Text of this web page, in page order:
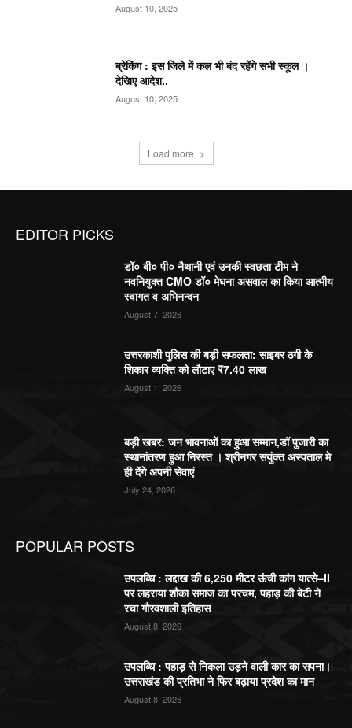
August 10, 2025
ब्रेकिंग : इस जिले में कल भी बंद रहेंगे सभी स्कूल ।
देखिए आदेश..
August 10, 2025
Load more
EDITOR PICKS
डॉ० बी० पी० नैथानी एवं उनकी स्वछता टीम ने
नवनियुक्त CMO डॉ० मेघना असवाल का किया आत्मीय
स्वागत व अभिनन्दन
August 7, 2026
उत्तरकाशी पुलिस की बड़ी सफलता: साइबर ठगी के
शिकार व्यक्ति को लौटाए ₹7.40 लाख
August 1, 2026
बड़ी खबर: जन भावनाओं का हुआ सम्मान,डॉ पुजारी का
स्थानांतरण हुआ निरस्त । श्रीनगर सयुंक्त अस्पताल मे
ही देंगे अपनी सेवाएं
July 24, 2026
POPULAR POSTS
उपलब्धि : लद्दाख की 6,250 मीटर ऊंची कांग यात्से–II
पर लहराया शौका समाज का परचम, पहाड़ की बेटी ने
रचा गौरवशाली इतिहास
August 8, 2026
उपलब्धि : पहाड़ से निकला उड़ने वाली कार का सपना।
उत्तराखंड की प्रतिभा ने फिर बढ़ाया प्रदेश का मान
August 8, 2026